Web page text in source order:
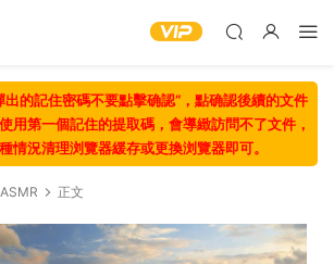
出的記住密碼不要點擊确認“，點确認後續的文件
用第一個記住的提取碼，會導緻訪問不了文件，
情況清理浏覽器緩存或更換浏覽器即可。
正文